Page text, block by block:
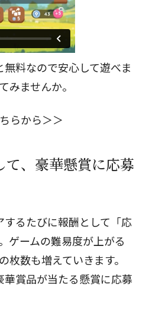
料なので安心して遊べま
みませんか。
らから＞＞
て、豪華懸賞に応募
るたびに報酬として「応
ゲームの難易度が上がる
枚数も増えていきます。
華賞品が当たる懸賞に応募